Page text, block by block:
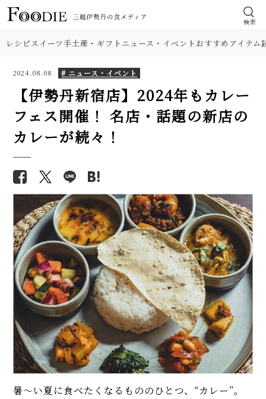
検索
レシピスイーツ手土産・ギフト ニュース・イベントおすすめアイテム
2024.08.08 # ニュース・イベント
【伊勢丹新宿店】2024年もカレー
フェス開催！ 名店・話題の新店の
カレーが続々！
暑〜い夏に食べたくなるもののひとつ、“カレー”。